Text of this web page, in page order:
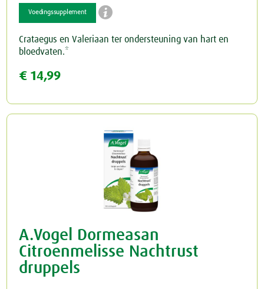
Voedingssupplement 
Crataegus en Valeriaan ter ondersteuning van hart en
bloedvaten.*
€ 14,99
A.Vogel Dormeasan
Citroenmelisse Nachtrust
druppels